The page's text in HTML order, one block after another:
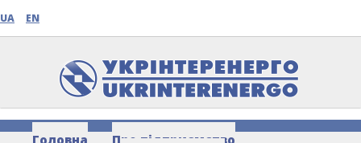
UA EN
Головна
Про підприємство